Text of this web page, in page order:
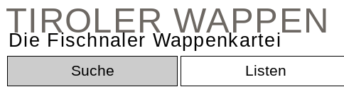
TIROLER WAPPEN
Die Fischnaler Wappenkartei
Suche Listen